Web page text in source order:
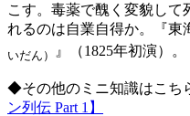
こす。毒薬で醜く変貌して
れるのは自業自得か。『東
いだん）
』（1825年初演）。
◆その他のミニ知識はこち
ン列伝 Part 1】